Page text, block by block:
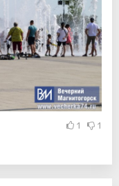
1 1